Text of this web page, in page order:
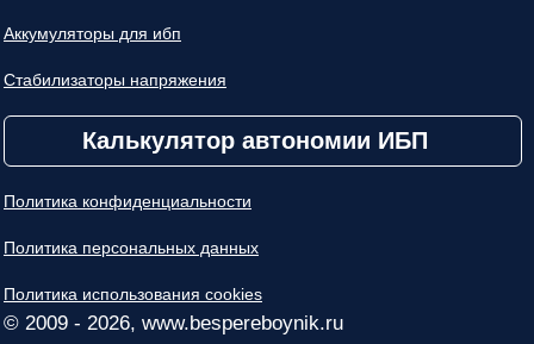
Аккумуляторы для ибп
Стабилизаторы напряжения
Калькулятор автономии ИБП
Политика конфиденциальности
Политика персональных данных
Политика использования cookies
© 2009 - 2026, www.bespereboynik.ru